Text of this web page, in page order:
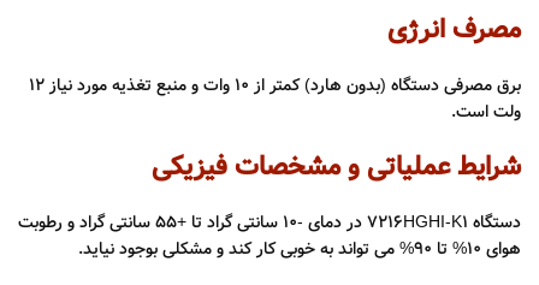
مصرف انرژی
برق مصرفی دستگاه (بدون هارد) کمتر از 10 وات و منبع تغذیه مورد نیاز ۱۲
ولت است.
شرایط عملیاتی و مشخصات فیزیکی
دستگاه ۷۲۱۶HGHI-K1 در دمای -۱۰ سانتی گراد تا +۵۵ سانتی گراد و رطوبت
هوای ۱۰% تا ۹۰% می تواند به خوبی کار کند و مشکلی بوجود نیاید.